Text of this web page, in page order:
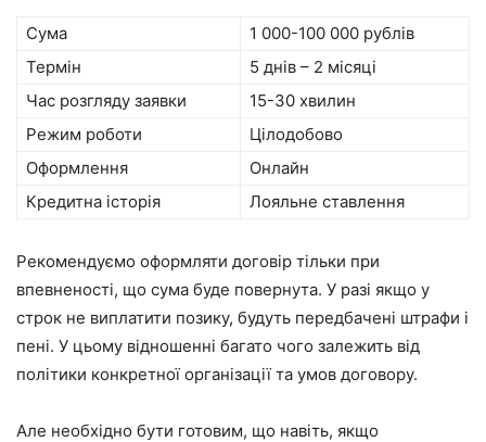
Сума
1 000-100 000 рублів
Термін
5 днів – 2 місяці
Час розгляду заявки
15-30 хвилин
Режим роботи
Цілодобово
Оформлення
Онлайн
Кредитна історія
Лояльне ставлення
Рекомендуємо оформляти договір тільки при
впевненості, що сума буде повернута. У разі якщо у
строк не виплатити позику, будуть передбачені штрафи і
пені. У цьому відношенні багато чого залежить від
політики конкретної організації та умов договору.
Але необхідно бути готовим, що навіть, якщо